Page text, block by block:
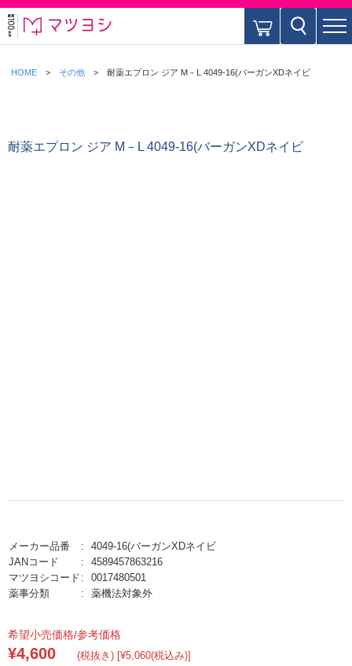
HOME その他 耐薬エプロン ジア M－L 4049-16(バーガンXDネイビ
耐薬エプロン ジア M－L 4049-16(バーガンXDネイビ
メーカー品番
4049-16(バーガンXDネイビ
JANコード
4589457863216
マツヨシコード
0017480501
薬事分類
薬機法対象外
希望小売価格/参考価格
¥4,600 (税抜き) [¥5,060(税込み)]